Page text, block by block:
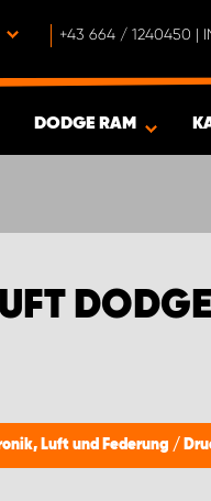
+43 664 / 1240450 |
DODGE RAM
Luft und Federung /